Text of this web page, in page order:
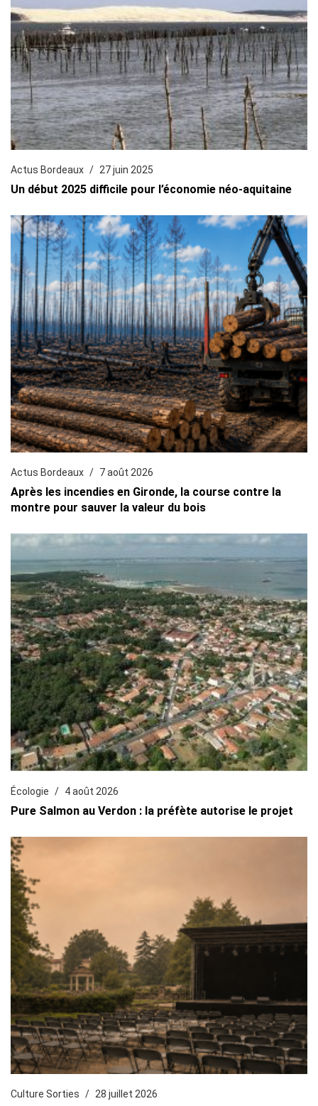
Actus Bordeaux 27 juin 2025
Un début 2025 difficile pour l’économie néo-aquitaine
Actus Bordeaux 7 août 2026
Après les incendies en Gironde, la course contre la
montre pour sauver la valeur du bois
Écologie 4 août 2026
Pure Salmon au Verdon : la préfète autorise le projet
Culture Sorties 28 juillet 2026